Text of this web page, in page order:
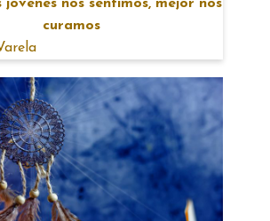
jóvenes nos sentimos, mejor nos
curamos